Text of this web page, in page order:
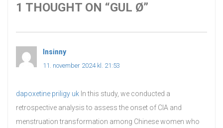
1 THOUGHT ON “GUL Ø”
Insinny
11. november 2024 kl. 21:53
dapoxetine priligy uk In this study, we conducted a
retrospective analysis to assess the onset of CIA and
menstruation transformation among Chinese women who